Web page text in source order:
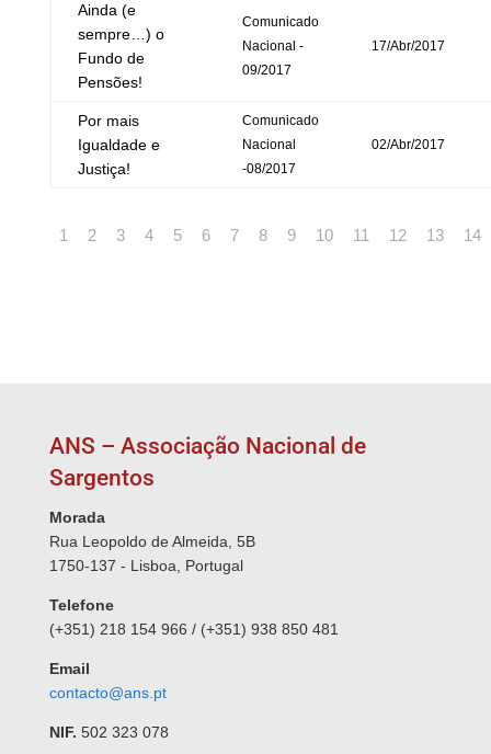
Ainda (e
sempre…) o
Fundo de
Pensões!
Comunicado
Nacional -
09/2017
17/Abr/2017
Por mais
Igualdade e
Justiça!
Comunicado
Nacional
-08/2017
02/Abr/2017
1 2 3 4 5 6 7 8 9 10 11 12 13 14
ANS – Associação Nacional de
Sargentos
Morada
Rua Leopoldo de Almeida, 5B
1750-137 - Lisboa, Portugal
Telefone
(+351) 218 154 966 / (+351) 938 850 481
Email
contacto@ans.pt
NIF. 502 323 078